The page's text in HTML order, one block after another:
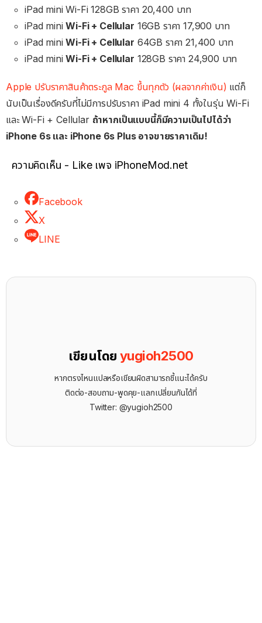
iPad mini Wi-Fi 128GB ราคา 20,400 บาท
iPad miniWi-Fi + Cellular 16GB ราคา 17,900 บาท
iPad miniWi-Fi + Cellular 64GB ราคา 21,400 บาท
iPad miniWi-Fi + Cellular 128GB ราคา 24,900 บาท
Apple ปรับราคาสินค้าตระกูล Mac ขึ้นทุกตัว (ผลจากค่าเงิน) แต่ก็
นับเป็นเรื่องดีครับที่ไม่มีการปรับราคา iPad mini 4 ทั้งในรุ่น Wi-Fi
และ Wi-Fi + Cellular ถ้าหากเป็นแบบนี้ก็มีความเป็นไปได้ว่า
iPhone 6s และ iPhone 6s Plus อาจขายราคาเดิม!
ความคิดเห็น - Like เพจ iPhoneMod.net
Facebook
X
LINE
เขียนโดยyugioh2500
หากตรงไหนแปลหรือเขียนผิดสามารถชี้แนะได้ครับ
ติดต่อ-สอบถาม-พูดคุย-แลกเปลี่ยนกันได้ที่
Twitter: @yugioh2500